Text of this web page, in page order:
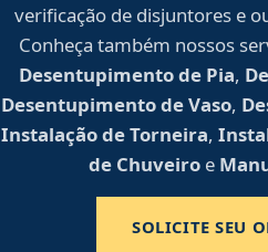
verificação de disjuntores e
Conheça também nossos
Desentupimento de Pia,
Desentupimento de Vaso,
Instalação de Torneira,
de Chuveiro e
SOLICITE SEU